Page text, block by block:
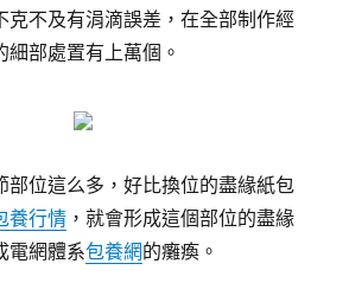
克不及有涓滴誤差，在全部制作經
部處置有上萬個。
部位這么多，好比換位的盡緣紙包
養行情 ，就會形成這個部位的盡緣
電網體系包養網的癱瘓。